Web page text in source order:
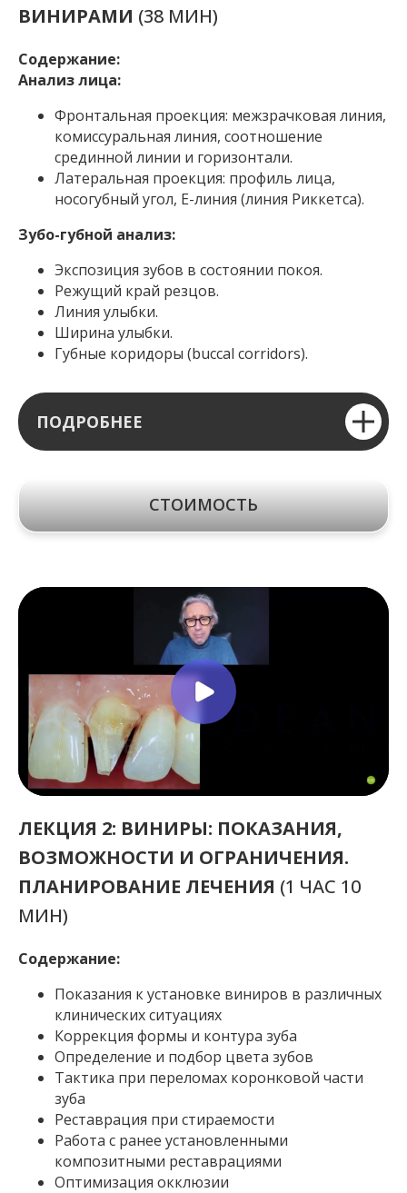
ВИНИРАМИ (38 МИН)
Содержание:
Анализ лица:
Фронтальная проекция: межзрачковая линия,
комиссуральная линия, соотношение
срединной линии и горизонтали.
Латеральная проекция: профиль лица,
носогубный угол, E-линия (линия Риккетса).
Зубо-губной анализ:
Экспозиция зубов в состоянии покоя.
Режущий край резцов.
Линия улыбки.
Ширина улыбки.
Губные коридоры (buccal corridors).
ПОДРОБНЕЕ
СТОИМОСТЬ
ЛЕКЦИЯ 2: ВИНИРЫ: ПОКАЗАНИЯ,
ВОЗМОЖНОСТИ И ОГРАНИЧЕНИЯ.
ПЛАНИРОВАНИЕ ЛЕЧЕНИЯ (1 ЧАС 10
МИН)
Содержание:
Показания к установке виниров в различных
клинических ситуациях
Коррекция формы и контура зуба
Определение и подбор цвета зубов
Тактика при переломах коронковой части
зуба
Реставрация при стираемости
Работа с ранее установленными
композитными реставрациями
Оптимизация окклюзии